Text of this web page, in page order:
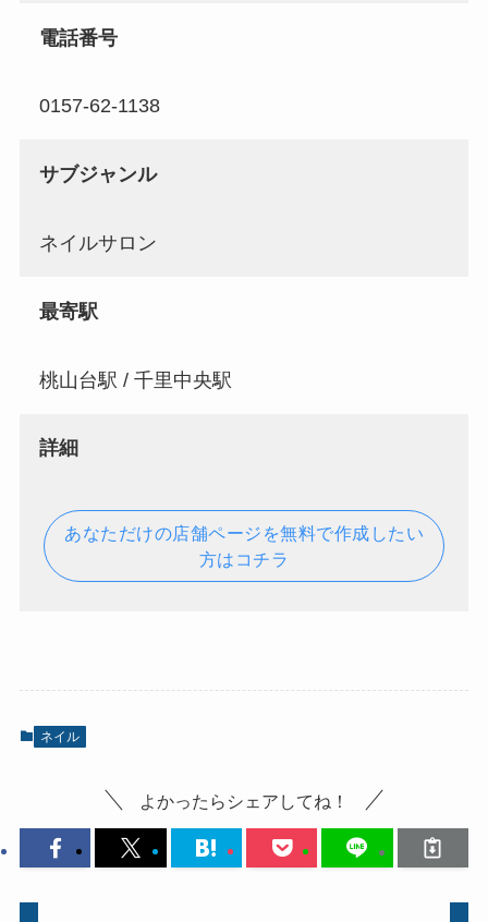
電話番号
0157-62-1138
サブジャンル
ネイルサロン
最寄駅
桃山台駅 / 千里中央駅
詳細
あなただけの店舗ページを無料で作成したい
方はコチラ
ネイル
よかったらシェアしてね！